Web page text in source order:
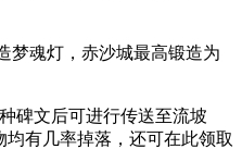
魂灯，赤沙城最高锻造为
文后可进行传送至流坡
有几率掉落，还可在此领取